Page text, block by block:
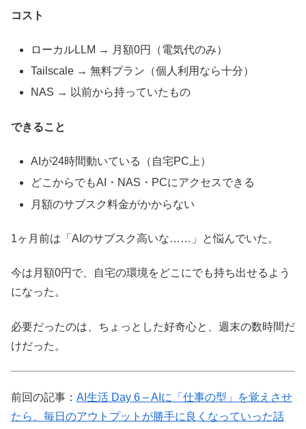
コスト
ローカルLLM → 月額0円（電気代のみ）
Tailscale → 無料プラン（個人利用なら十分）
NAS → 以前から持っていたもの
できること
AIが24時間動いている（自宅PC上）
どこからでもAI・NAS・PCにアクセスできる
月額のサブスク料金がかからない
1ヶ月前は「AIのサブスク高いな……」と悩んでいた。
今は月額0円で、自宅の環境をどこにでも持ち出せるよう
になった。
必要だったのは、ちょっとした好奇心と、週末の数時間だ
けだった。
前回の記事： AI生活 Day 6 – AIに「仕事の型」を覚えさせ
たら、毎日のアウトプットが勝手に良くなっていった話